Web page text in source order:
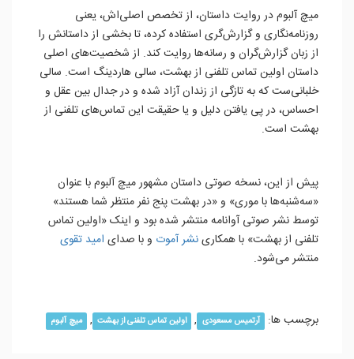
میچ آلبوم در روایت داستان، از تخصص اصلی‌اش، یعنی
روزنامه‌نگاری و گزارش‌گری استفاده کرده، تا بخشی از داستانش را
از زبان گزارش‌گران و رسانه‌ها روایت کند. از شخصیت‌های اصلی
داستان اولین تماس تلفنی از بهشت، سالی هاردینگ است. سالی
خلبانی‌ست که به تازگی از زندان آزاد شده و در جدال بین عقل و
احساس، در پی یافتن دلیل و یا حقیقت این تماس‌های تلفنی از
بهشت است.
پیش از این، نسخه صوتی داستان مشهور میچ آلبوم با عنوان
«سه‌شنبه‌ها با موری» و «در بهشت پنج نفر منتظر شما هستند»
توسط نشر صوتی آوانامه منتشر شده بود و اینک «اولین تماس
تلفنی از بهشت» با همکارینشر آموت و با صدای امید تقوی
منتشر می‌شود.
برچسب ها: آرتمیس مسعودی , اولین تماس تلفنی از بهشت , میچ آلبوم